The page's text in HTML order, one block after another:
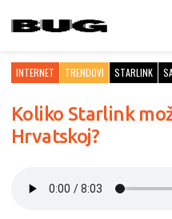
INTERNET TRENDOVI STARLINK
Koliko Starlink
Hrvatskoj?